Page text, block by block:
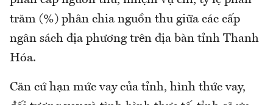
trăm (%) phân chia nguồn thu giữa các cấp
ngân sách địa phương trên địa bàn tỉnh Thanh
Hóa.
Căn cứ hạn mức vay của tỉnh, hình thức vay,